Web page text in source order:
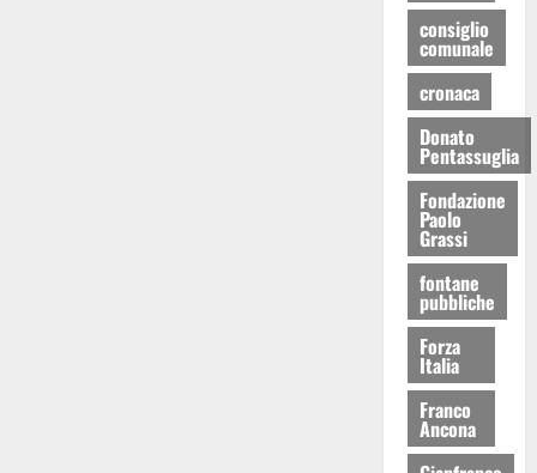
consiglio
comunale
cronaca
Donato
Pentassuglia
Fondazione
Paolo
Grassi
fontane
pubbliche
Forza
Italia
Franco
Ancona